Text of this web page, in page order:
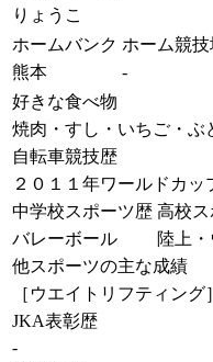
りょうこ
ホームバンク ホーム競技
熊本
-
好きな食べ物
焼肉・すし・いちご・ぶ
自転車競技歴
２０１１年ワールドカ
中学校スポーツ歴 高校
バレーボール
陸上
他スポーツの主な成績
［ウエイトリフティン
JKA表彰歴
-